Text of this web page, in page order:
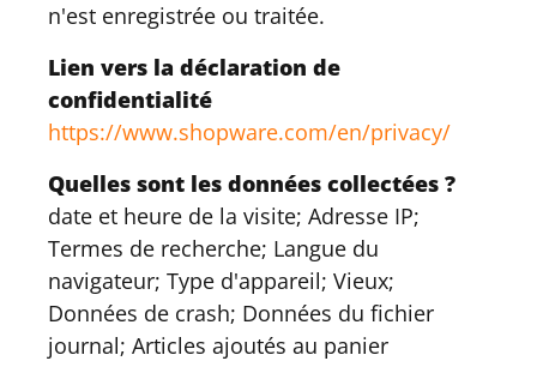
n'est enregistrée ou traitée.
Lien vers la déclaration de
confidentialité
https://www.shopware.com/en/privacy/
Quelles sont les données collectées ?
date et heure de la visite; Adresse IP;
Termes de recherche; Langue du
navigateur; Type d'appareil; Vieux;
Données de crash; Données du fichier
journal; Articles ajoutés au panier